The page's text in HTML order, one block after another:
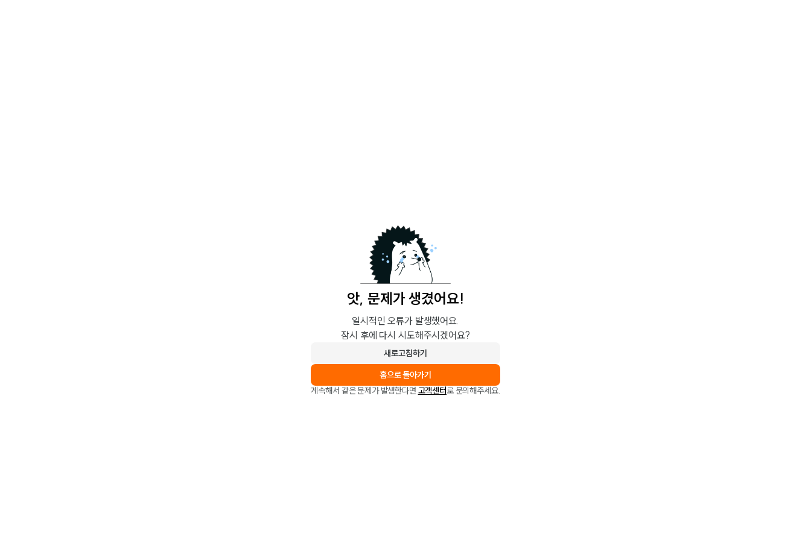
앗, 문제가 생겼어요!
일시적인 오류가 발생했어요.
잠시 후에 다시 시도해주시겠어요?
새로고침하기
홈으로 돌아가기
계속해서 같은 문제가 발생한다면 고객센터로 문의해주세요.